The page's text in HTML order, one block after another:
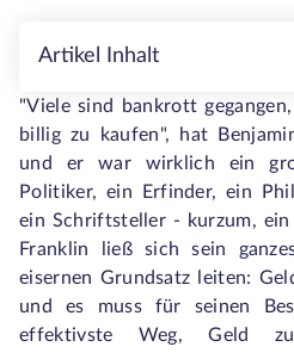
Artikel Inhalt
"Viele sind bankrott
billig zu kaufen", hat
und er war wirklich ein
Politiker, ein Erfinder, ein
ein Schriftsteller - kurzum,
Franklin ließ sich sein
eisernen Grundsatz leiten:
und es muss für seinen
effektivste Weg, Geld